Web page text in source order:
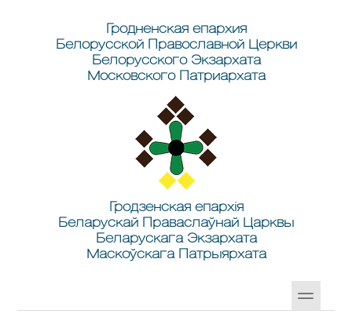
Гродненская епархия
Белорусской Православной Церкви
Белорусского Экзархата
Московского Патриархата
Гродзенская епархія
Беларускай Праваслаўнай Царквы
Беларускага Экзархата
Маскоўскага Патрыярхата